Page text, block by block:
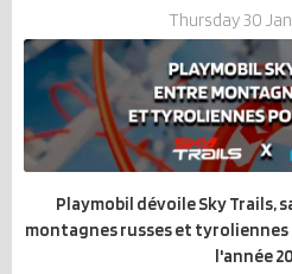
CATALOGUES
LES PLAYMOBIL LES
DERNIERS
Thursday 30
Playmobil dévoile Sky Trails,
montagnes russes et
l'année